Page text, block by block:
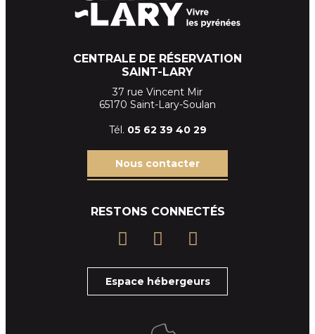
CENTRALE DE RÉSERVATION
SAINT-LARY
37 rue Vincent Mir
65170 Saint-Lary-Soulan
Tél. 05 62 39 40 29
Nous contacter
RESTONS CONNECTÉS
Espace hébergeurs